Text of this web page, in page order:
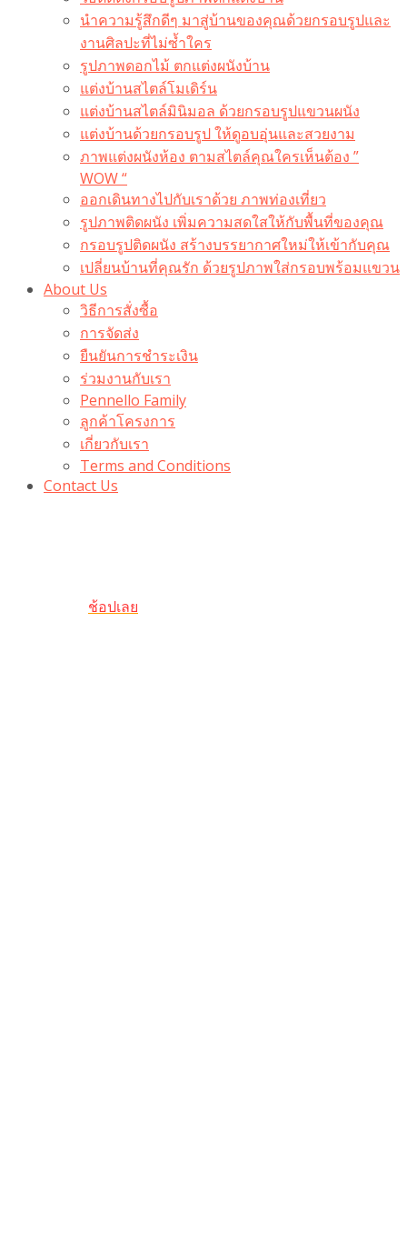
นำความรู้สึกดีๆ มาสู่บ้านของคุณด้วยกรอบรูปและ
งานศิลปะที่ไม่ซ้ำใคร
รูปภาพดอกไม้ ตกแต่งผนังบ้าน
แต่งบ้านสไตล์โมเดิร์น
แต่งบ้านสไตล์มินิมอล ด้วยกรอบรูปแขวนผนัง
แต่งบ้านด้วยกรอบรูป ให้ดูอบอุ่นและสวยงาม
ภาพแต่งผนังห้อง ตามสไตล์คุณใครเห็นต้อง ”
WOW “
ออกเดินทางไปกับเราด้วย ภาพท่องเที่ยว
รูปภาพติดผนัง เพิ่มความสดใสให้กับพื้นที่ของคุณ
กรอบรูปติดผนัง สร้างบรรยากาศใหม่ให้เข้ากับคุณ
เปลี่ยนบ้านที่คุณรัก ด้วยรูปภาพใส่กรอบพร้อมแขวน​
About Us
วิธีการสั่งซื้อ
การจัดส่ง
ยืนยันการชำระเงิน
ร่วมงานกับเรา
Pennello Family
ลูกค้าโครงการ
เกี่ยวกับเรา
Terms and Conditions
Contact Us
ช้อปเลย